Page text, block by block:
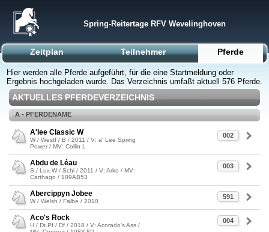
Spring-Reitertage RFV Wevelinghoven
Zeitplan Teilnehmer Pferde
Hier werden alle Pferde aufgeführt, für die eine Startmeldung oder
Ergebnis hochgeladen wurde. Das Verzeichnis umfaßt aktuell 576 Pferde.
AKTUELLES PFERDEVERZEICHNIS
A - PFERDENAME
002
A'lee Classic W
W / Westf / B / 2011 / V: a' Lee Spring
Power / MV: Collin L
003
Abdu de Léau
S / Lux.W / Schi / 2011 / V: Arko / MV:
Carthago / 109AB53
591
Abercippyn Jobee
W / Welsh / Falbe / 2010
004
Aco's Rock
H / Dt.Pf / Df / 2018 / V: Acorado's Ass /